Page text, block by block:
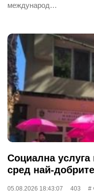
международ…
Социална
сред най-
05.08.2026 18:43:07 403